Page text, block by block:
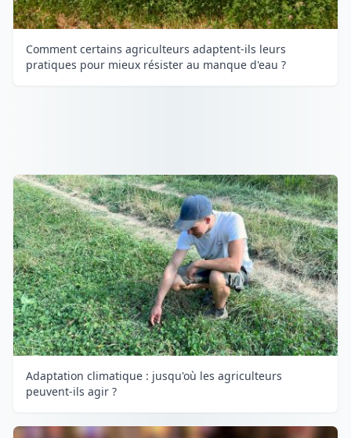
Comment certains agriculteurs adaptent-ils leurs
pratiques pour mieux résister au manque d'eau ?
Adaptation climatique : jusqu'où les agriculteurs
peuvent-ils agir ?